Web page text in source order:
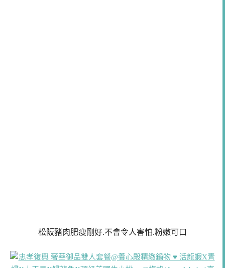
松阪豬肉肥瘦剛好.不會令人害怕.粉嫩可口